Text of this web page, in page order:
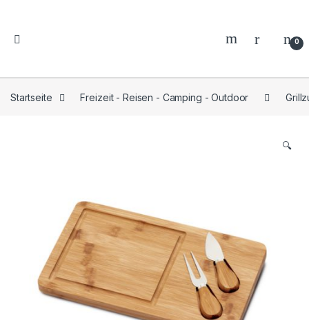
0
Startseite Freizeit - Reisen - Camping - Outdoor
🔍